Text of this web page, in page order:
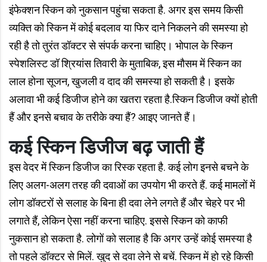
इंफेक्शन स्किन को नुकसान पहुंचा सकता है. अगर इस समय किसी
व्यक्ति को स्किन में कोई बदलाव या फिर दाने निकलने की समस्या हो
रही है तो तुरंत डॉक्टर से संपर्क करना चाहिए। भोपाल के स्किन
स्पेशलिस्ट डॉ श्रियांस तिवारी के मुताबिक, इस मौसम में स्किन का
लाल होना सूजन, खुजली व दाद की समस्या हो सकती है। इसके
अलावा भी कई डिजीज होने का खतरा रहता है.स्किन डिजीज क्यों होती
हैं और इनसे बचाव के तरीके क्या हैं? आइए जानते हैं।
कई स्किन डिजीज बढ़ जाती हैं
इस वेदर में स्किन डिजीज का रिस्क रहता है. कई लोग इनसे बचने के
लिए अलग-अलग तरह की दवाओं का उपयोग भी करते हैं. कई मामलों में
लोग डॉक्टरों से सलाह के बिना ही दवा लेने लगते हैं और चेहरे पर भी
लगाते हैं, लेकिन ऐसा नहीं करना चाहिए. इससे स्किन को काफी
नुकसान हो सकता है. लोगों को सलाह है कि अगर उन्हें कोई समस्या है
तो पहले डॉक्टर से मिलें. खुद से दवा लेने से बचें. स्किन में हो रहे किसी